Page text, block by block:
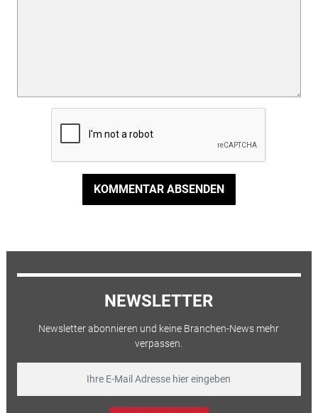
KOMMENTAR ABSENDEN
NEWSLETTER
Newsletter abonnieren und keine Branchen-News mehr
verpassen.